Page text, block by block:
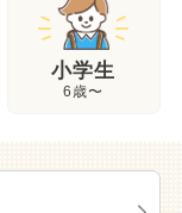
小学生
6歳〜